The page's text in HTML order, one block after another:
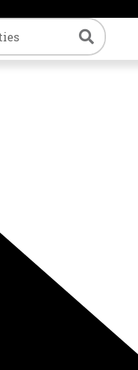
Zoeken